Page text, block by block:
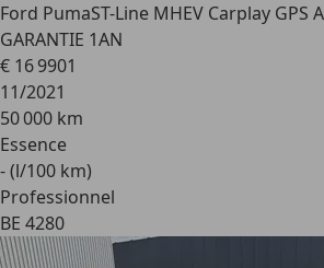
Ford PumaST-Line MHEV Carplay GPS
GARANTIE 1AN
€ 16 9901
11/2021
50 000 km
Essence
- (l/100 km)
Professionnel
BE 4280